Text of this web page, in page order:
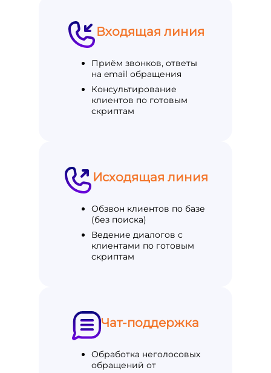
Входящая линия
Приём звонков, ответы
на email обращения
Консультирование
клиентов по готовым
скриптам
Исходящая линия
Обзвон клиентов по базе
(без поиска)
Ведение диалогов с
клиентами по готовым
скриптам
Чат-поддержка
Обработка неголосовых
обращений от